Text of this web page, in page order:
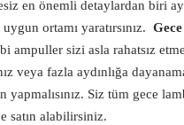
en önemli detaylardan biri
ortamı yaratırsınız.
ampuller sizi asla rahatsız
veya fazla aydınlığa
Siz tüm gece
satın alabilirsiniz.